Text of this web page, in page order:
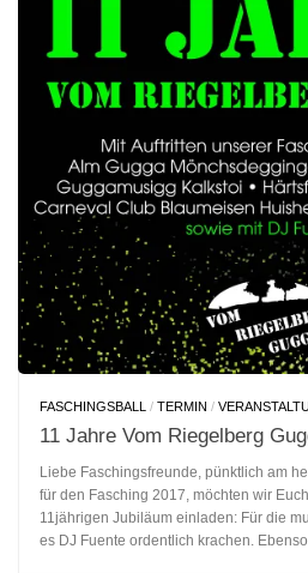
FASCHINGSBALL / TERMIN /
11 Jahre Vom Riegelberg
Liebe Faschingsfreunde, pünktlich am
für den Fasching 2017, möchten wir
11jährigen Jubiläum einladen: Für die
es DJ Fuente ordentlich krachen.